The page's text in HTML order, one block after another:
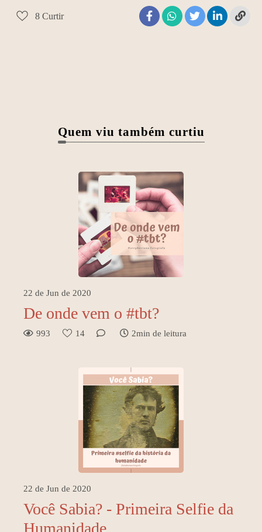
8 Curtir
Quem viu também curtiu
22 de Jun de 2020
De onde vem o #tbt?
993 14 2min de leitura
22 de Jun de 2020
Você Sabia? - Primeira Selfie da
Humanidade